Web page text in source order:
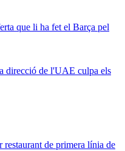
que li ha fet el Barça pel
direcció de l'UAE culpa els
de primera línia de